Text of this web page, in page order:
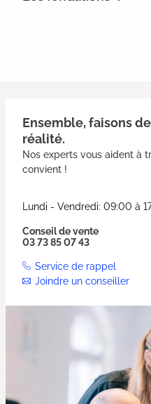
Ensemble, faisons
réalité.
Nos experts vous aident à
convient !
Lundi - Vendredi: 09:00 à
Conseil de vente
03 73 85 07 43
Service de rappel
Joindre un conseiller